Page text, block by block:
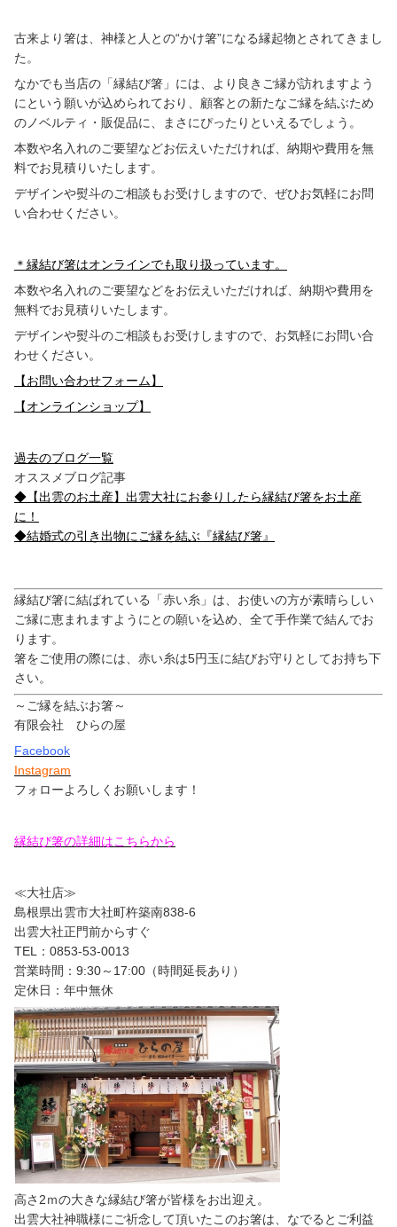
古来より箸は、神様と人との“かけ箸”になる縁起物とされてきまし
た。
なかでも当店の「縁結び箸」には、より良きご縁が訪れますよう
にという願いが込められており、顧客との新たなご縁を結ぶため
のノベルティ・販促品に、まさにぴったりといえるでしょう。
本数や名入れのご要望などお伝えいただければ、納期や費用を無
料でお見積りいたします。
デザインや熨斗のご相談もお受けしますので、ぜひお気軽にお問
い合わせください。
＊縁結び箸はオンラインでも取り扱っています。
本数や名入れのご要望などをお伝えいただければ、納期や費用を
無料でお見積りいたします。
デザインや熨斗のご相談もお受けしますので、お気軽にお問い合
わせください。
【お問い合わせフォーム】
【オンラインショップ】
過去のブログ一覧
オススメブログ記事
◆【出雲のお土産】出雲大社にお参りしたら縁結び箸をお土産
に！
◆結婚式の引き出物にご縁を結ぶ『縁結び箸』
縁結び箸に結ばれている「赤い糸」は、お使いの方が素晴らしい
ご縁に恵まれますようにとの願いを込め、全て手作業で結んでお
ります。
箸をご使用の際には、赤い糸は5円玉に結びお守りとしてお持ち下
さい。
～ご縁を結ぶお箸～
有限会社 ひらの屋
Facebook
Instagram
フォローよろしくお願いします！
縁結び箸の詳細はこちらから
≪大社店≫
島根県出雲市大社町杵築南838-6
出雲大社正門前からすぐ
TEL：0853-53-0013
営業時間：9:30～17:00（時間延長あり）
定休日：年中無休
高さ2ｍの大きな縁結び箸が皆様をお出迎え。
出雲大社神職様にご祈念して頂いたこのお箸は、なでるとご利益